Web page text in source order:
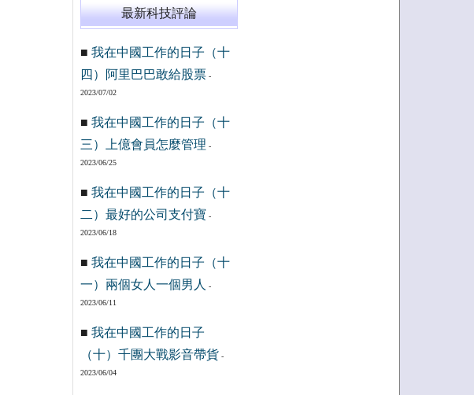
最新科技評論
■ 我在中國工作的日子（十
四）阿里巴巴敢給股票-
2023/07/02
■ 我在中國工作的日子（十
三）上億會員怎麼管理 -
2023/06/25
■ 我在中國工作的日子（十
二）最好的公司支付寶 -
2023/06/18
■ 我在中國工作的日子（十
一）兩個女人一個男人
-
2023/06/11
■ 我在中國工作的日子
（十）千團大戰影音帶貨 -
2023/06/04